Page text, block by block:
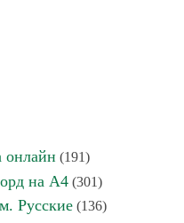
онлайн (191)
на А4 (301)
Русские (136)